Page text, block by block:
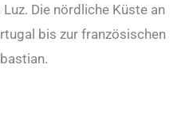
Die nördliche Küste an
bis zur französischen